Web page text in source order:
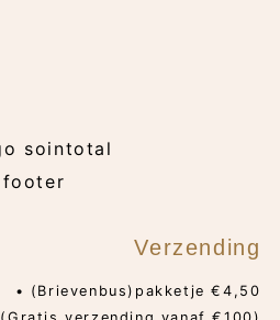
Verzending
• (Brievenbus)pakketje €4,50